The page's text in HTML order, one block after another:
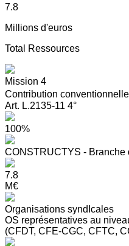
7.8
Millions d'euros
Total Ressources
Mission 4
Contribution
Art. L.2135-11 4°
100%
CONSTRUCTYS - Branche
7.8
M€
Organisations syndIcales
OS représentatives au
(CFDT, CFE-CGC, CFTC,